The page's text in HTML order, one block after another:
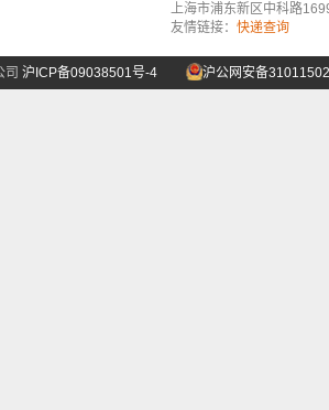
上海市浦东新区中科路
友情链接： 快递查询
司 沪ICP备09038501号-4 沪公网安备